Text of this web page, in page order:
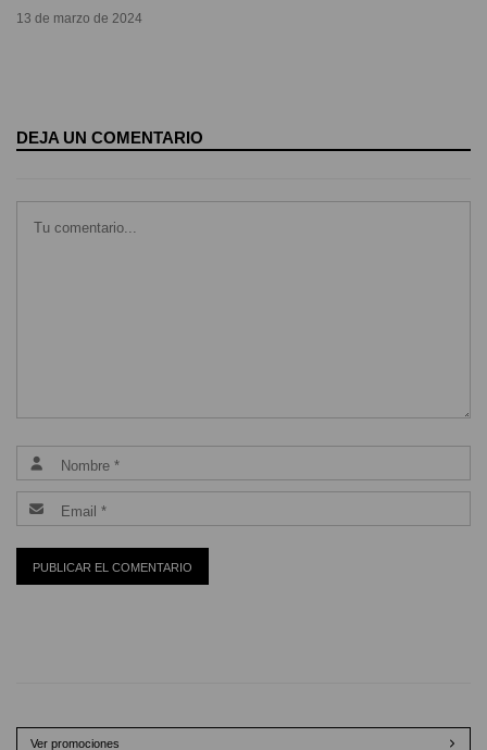
13 de marzo de 2024
DEJA UN COMENTARIO
Ver promociones